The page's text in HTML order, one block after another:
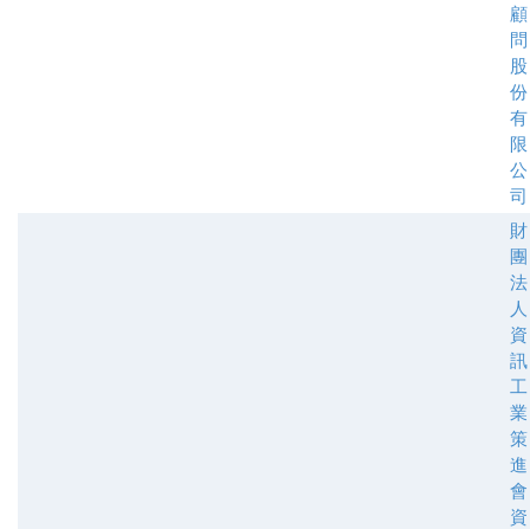
顧
問
股
份
有
限
公
司
財
團
法
人
資
訊
工
業
策
進
會
資